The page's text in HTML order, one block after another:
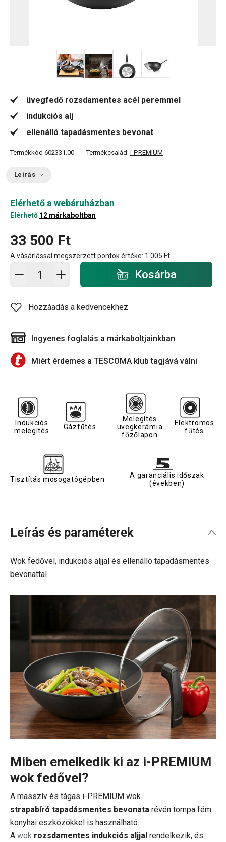
üvegfedő rozsdamentes acél peremmel
indukciós alj
ellenálló tapadásmentes bevonat
Termékkód 602331.00 Termékcsalád: i-PREMIUM
Leírás
Elérhető a webáruházban
Elérhető 12 márkaboltban
33 500 Ft
A vásárlással megszerzett pontok értéke: 1 005 Ft
Kosárba - mennyiség Kosárba
Hozzáadás a kedvencekhez
Ingyenes foglalás a márkaboltjainkban
Miért érdemes a TESCOMA klub tagjává válni
Indukciós
melegítés
Gázfűtés
Melegítés
üvegkerámia
főzőlapon
Elektromos
fűtés
Tisztítás mosogatógépben
A garanciális időszak
(években)
Leírás és paraméterek
Wok fedővel, indukciós aljjal és ellenálló tapadásmentes
bevonattal
Miben emelkedik ki az i-PREMIUM
wok fedővel?
A masszív és tágas i-PREMIUM wok
strapabíró tapadásmentes bevonata révén tompa fém
konyhai eszközökkel is használható.
A wok rozsdamentes indukciós aljjal rendelkezik, és